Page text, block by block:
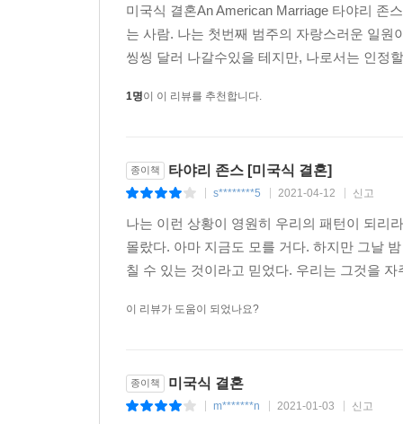
“여자에게 항상 선택권이 있는 건 아니다. 유
아버지와 아버지의 아버지보다 더 오래된 전투에
다수의 작품들과 달리 『미국식 결혼』은 로이
아니라, 자신의 삶을 되찾고 싶어하는 독립적인
가족 사이에서 셀레스철은 로이와 마찬가지로
흑인 남자의 수난이지만, 작가의 시선은 그 차별
타야리 존스는 이 작품이 기본적으로 현대판 『
『오디세이아』에서 페넬로페는 남편이 없는 사
남성의 이야기 속에서 여성의 목소리를 듣는 일
강렬한 이야기이며, 비전과 품위가 넘치는 이 소
- [나일론]
삼각관계를 통해, 끓어오르는 계급 간의 갈등
『미국식 결혼』 속에 생생하게 형상화된 등장
흑인으로 살아가는 일에 대한 소설이다. 본질적
훌륭하게 세공된 활력 넘치는 작품.
- [커커스 리뷰]
존스는 정교한 솜씨로 결혼과 가족과 후회와
가슴이 미어진다. 『미국식 결혼』은 우리가 서
질문들을 던진다.
미국식 결혼An American Marriage 타야리 존
는 사람. 나는 첫번째 범주의 자랑스러운 일
씽씽 달러 나갈수있을 테지만, 나로서는 인정
1명이 이 리뷰를 추천합니다.
종이책 타야리 존스 [미국식 결혼]
s********5 2021-04-12 신고
나는 이런 상황이 영원히 우리의 패턴이 되리
몰랐다. 아마 지금도 모를 거다. 하지만 그날
칠 수 있는 것이라고 믿었다. 우리는 그것을
이 리뷰가 도움이 되었나요?
종이책 미국식 결혼
m*******n 2021-01-03 신고